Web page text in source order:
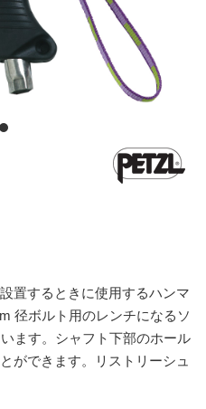
置するときに使用するハンマ
径ボルト用のレンチになるソ
ます。シャフト下部のホール
ができます。リストリーシュ